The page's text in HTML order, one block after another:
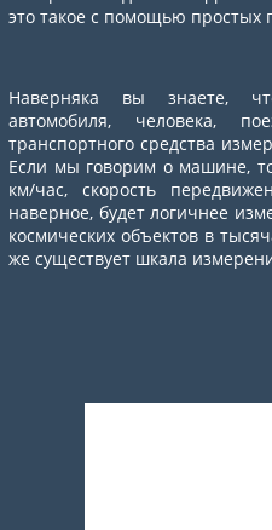
это такое с помощью простых
Наверняка вы знаете,
автомобиля, человека,
транспортного средства
Если мы говорим о машине,
км/час, скорость
наверное, будет логичнее
космических объектов в
же существует шкала